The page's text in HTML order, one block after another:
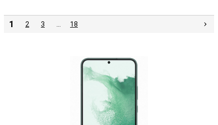
1 2 3 18